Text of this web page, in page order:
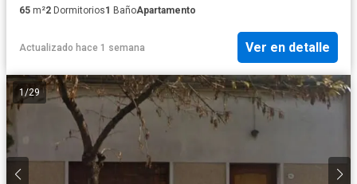
65 m²2 Dormitorios1 BañoApartamento
Actualizado hace 1 semana Ver en detalle
1/29